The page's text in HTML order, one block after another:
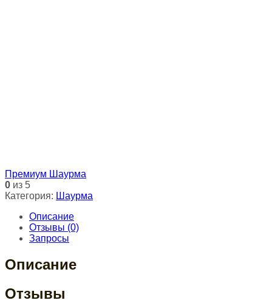
Премиум Шаурма
0 из 5
Категория: Шаурма
Описание
Отзывы (0)
Запросы
Описание
Отзывы